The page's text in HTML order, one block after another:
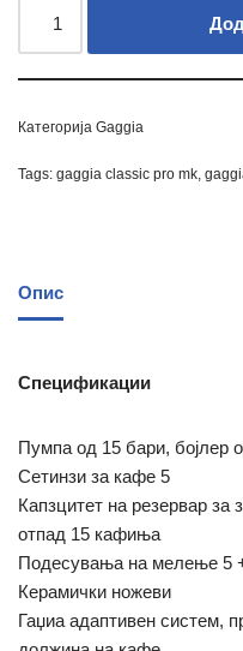
Категорија Gaggia
Tags: gaggia classic pro mk
Опис
Спецификации
Пумпа од 15 бари, бојлер
Сетинзи за кафе 5
Капзцитет на резервар за
отпад 15 кафиња
Подесувања на мелење 5
Керамички ножеви
Гаџиа адаптивен систем,